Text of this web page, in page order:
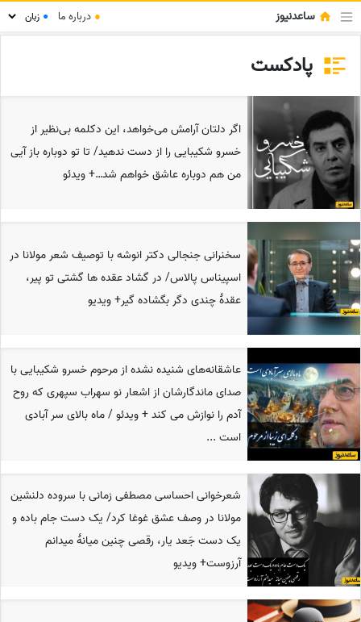
ساعدنیوز ● درباره ما ●
پادکست
اگر دلتان آرامش می‌خواهد، این دکلمه بی‌نظیر از
خسرو شکیبایی را از دست ندهید/ تا تو دوباره باز آیی
من هم دوباره عاشق خواهم شد…+ ویدئو
سخنرانی جنجالی دکتر انوشه با توصیف شعر مولانا در
اسپیناس پالاس/ در گشاد عقده ها گشتی تو پیر،
عقدهٔ چندی دگر بگشاده گیر+ ویدیو
عاشقانه‌های شنیده نشده از مرحوم خسرو شکیبایی با
صدای ماندگارشان از اشعار نو سهراب سپهری که روح
آدم را نوازش می کند + ویدئو / ماه بالای سر آبادی
است ...
شعرخوانی احساسی مصطفی زمانی با سروده دلنشین
مولانا در وصف عشق غوغا کرد/ یک دست جام باده و
یک دست جَعد یار، رقصی چنین میانهٔ میدانم
آرزوست+ ویدیو